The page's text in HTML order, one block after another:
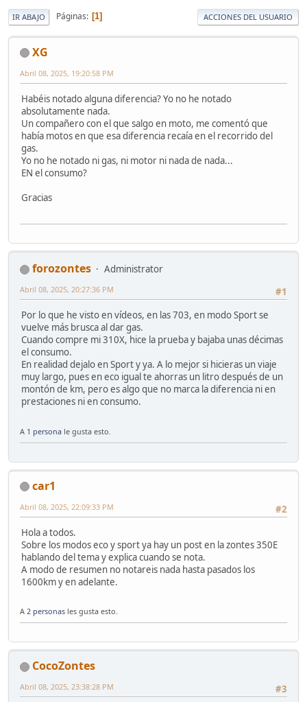
IR ABAJO Páginas 1 ACCIONES DEL USUARIO
XG
Abril 08, 2025, 19:20:58 PM
Habéis notado alguna diferencia? Yo no he notado
absolutamente nada.
Un compañero con el que salgo en moto, me comentó que
había motos en que esa diferencia recaía en el recorrido del
gas.
Yo no he notado ni gas, ni motor ni nada de nada...
EN el consumo?
Gracias
forozontes
Administrator
#1
Abril 08, 2025, 20:27:36 PM
Por lo que he visto en vídeos, en las 703, en modo Sport se
vuelve más brusca al dar gas.
Cuando compre mi 310X, hice la prueba y bajaba unas décimas
el consumo.
En realidad dejalo en Sport y ya. A lo mejor si hicieras un viaje
muy largo, pues en eco igual te ahorras un litro después de un
montón de km, pero es algo que no marca la diferencia ni en
prestaciones ni en consumo.
A 1 persona le gusta esto.
car1
#2
Abril 08, 2025, 22:09:33 PM
Hola a todos.
Sobre los modos eco y sport ya hay un post en la zontes 350E
hablando del tema y explica cuando se nota.
A modo de resumen no notareis nada hasta pasados los
1600km y en adelante.
A 2 personas les gusta esto.
CocoZontes
#3
Abril 08, 2025, 23:38:28 PM